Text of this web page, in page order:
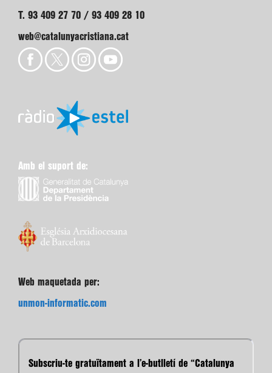
T. 93 409 27 70 / 93 409 28 10
web@catalunyacristiana.cat
Amb el suport de:
Web maquetada per:
unmon-informatic.com
Subscriu-te gratuïtament a l’e-butlletí de “Catalunya